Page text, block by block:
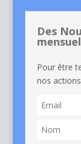
Des
Pour être
nos